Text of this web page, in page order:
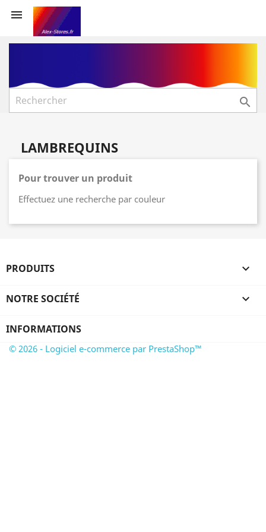


LAMBREQUINS
Pour trouver un produit
Effectuez une recherche par couleur
PRODUITS 
NOTRE SOCIÉTÉ 
INFORMATIONS
© 2026 - Logiciel e-commerce par PrestaShop™